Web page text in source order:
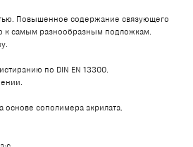
Повышенное содержание связующего
к самым разнообразным подложкам.
по DIN EN 13300.
основе сополимера акрилата.